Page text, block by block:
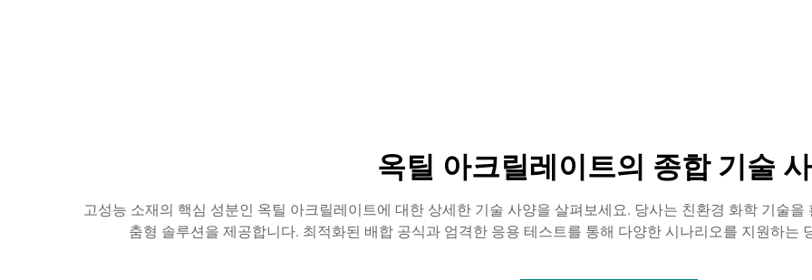
옥틸 아크릴레이트의 종합 기술
고성능 소재의 핵심 성분인 옥틸 아크릴레이트에 대한 상세한 기술 사양을 살펴보세요. 당사는 친환경 화학 기술
춤형 솔루션을 제공합니다. 최적화된 배합 공식과 엄격한 응용 테스트를 통해 다양한 시나리오를 지원하는